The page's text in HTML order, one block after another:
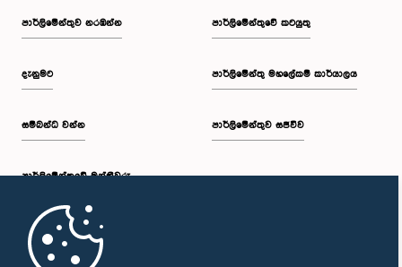
ප.ව. 2:43 - ප.ව. 2:47
ප.ව. 2:47 - ප.ව. 2:54
පාර්ලි‌මේන්තුව නරඹන්න
දැනුමට
සම්බන්ධ වන්න
පාර්ලි‌මේන්තුවේ මන්ත්‍රීවරු
මුල් පිටුව
පාර්ලිමේන්තුවේ කටයුතු
පාර්ලිමේන්තු මහලේකම් කාර්යාලය
පාර්ලිමේන්තුව සජීවීව